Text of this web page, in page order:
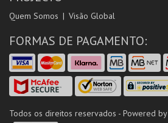
Quem Somos Visão Global
FORMAS DE PAGAMENTO:
Todos os direitos reservados - Powered by